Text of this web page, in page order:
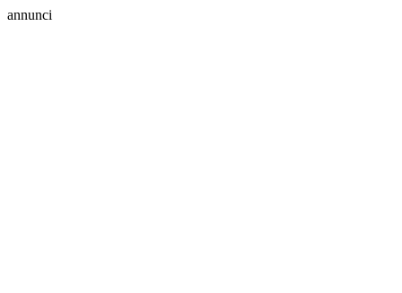
annunci